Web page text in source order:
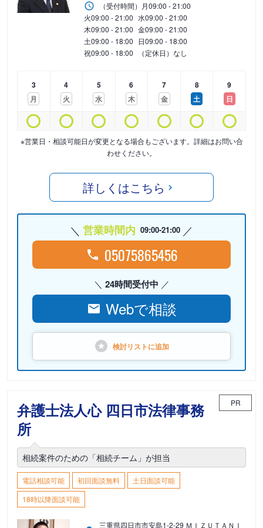
（受付時間） 月09:00 - 21:00
火09:00 - 21:00 水09:00 - 21:00
木09:00 - 21:00 金09:00 - 21:00
土09:00 - 18:00 日09:00 - 18:00
祝09:00 - 18:00 （定休日）なし
3
月
4
火
5
水
6
木
7
金
8
土
9
日
※営業日・相談可能日が変更となる場合もございます。詳細はお問い合
わせください。
詳しくはこちら
営業時間内 09:00-21:00
05075865456
24時間受付中
Webで相談
検討リストに追加
弁護士法人心 四日市法律事務
所
PR
相続案件のための「相続チーム」が担当
電話相談可能 初回面談無料
土日面談可能
18時以降面談可能
三重県四日市市安島1-2-29 ＭＩＺＵＴＡＮＩ